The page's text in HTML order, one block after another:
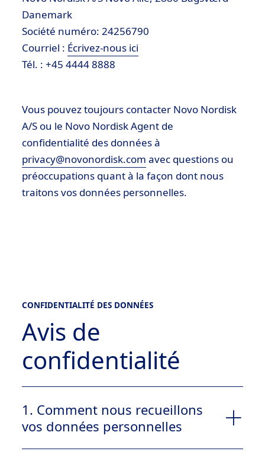
Danemark
Société numéro: 24256790
Courriel : Écrivez-nous ici
Tél. : +45 4444 8888
Vous pouvez toujours contacter Novo Nordisk
A/S ou le Novo Nordisk Agent de
confidentialité des données à
privacy@novonordisk.com avec questions ou
préoccupations quant à la façon dont nous
traitons vos données personnelles.
CONFIDENTIALITÉ DES DONNÉES
Avis de
confidentialité
1. Comment nous recueillons
vos données personnelles